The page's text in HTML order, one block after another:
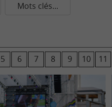
Mots clés...
5 6 7 8 9 10 11